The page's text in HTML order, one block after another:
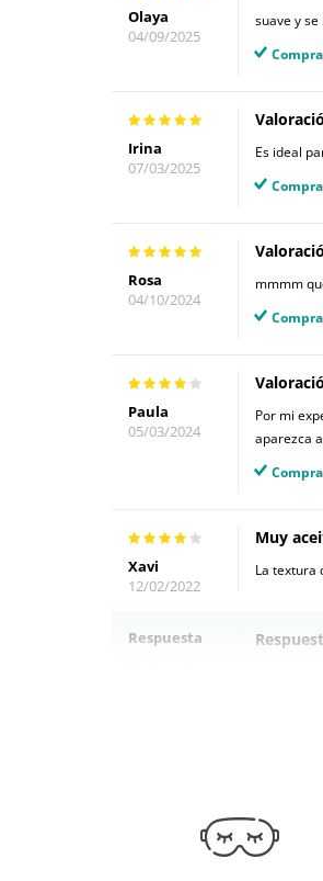
Olaya
04/09/2025
suave y
Irina
07/03/2025
Es ideal
Rosa
04/10/2024
mmmm
Paula
05/03/2024
Por mi
aparezca
Xavi
12/02/2022
Muy
La textura
Respuesta
Este